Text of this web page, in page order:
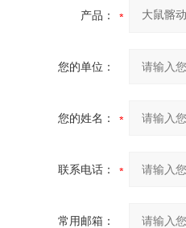
产品：
您的单位：
您的姓名：
联系电话：
常用邮箱：